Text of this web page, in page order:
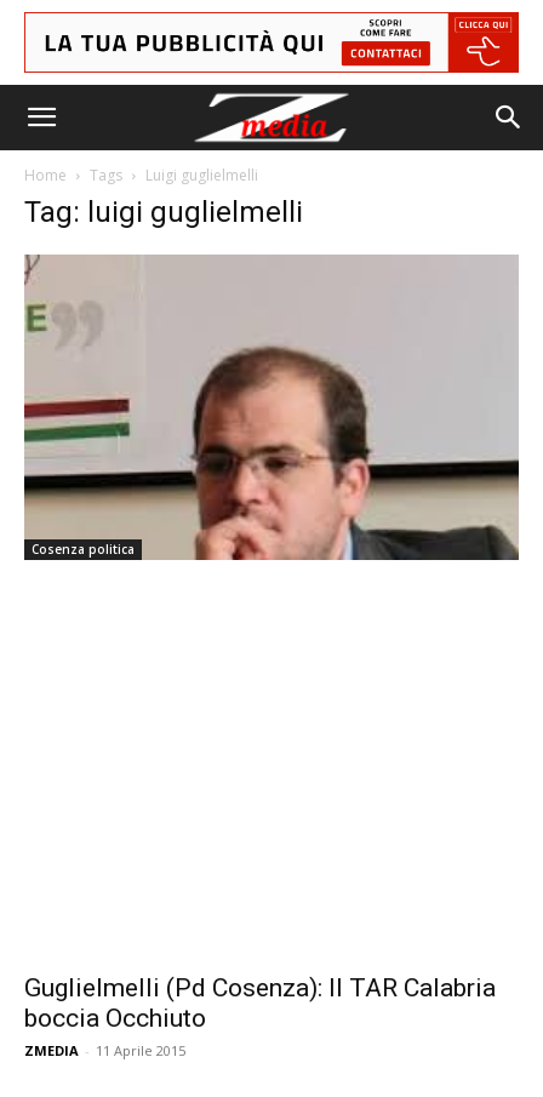
Home Tags Luigi guglielmelli
Tag: luigi guglielmelli
Cosenza politica
Guglielmelli (Pd Cosenza): Il TAR Calabria
boccia Occhiuto
ZMEDIA - 11 Aprile 2015